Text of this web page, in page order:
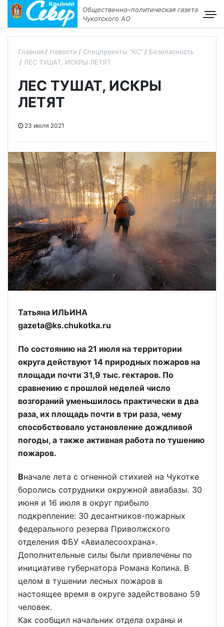
Общественно–политическая газета
Чукотского АО
Главная Новости Спецпроекты "КС"
Безопасность
ЛЕС ТУШАТ, ИСКРЫ ЛЕТЯТ
ЛЕС ТУШАТ, ИСКРЫ
ЛЕТЯТ
23 июля 2021
Татьяна ИЛЬИНА
gazeta@ks.chukotka.ru
По состоянию на 21 июля на территории
округа действуют 14 природных пожаров на
площади почти 31,9 тыс. гектаров. По
сравнению с прошлой неделей число
возгораний уменьшилось практически в два
раза, их площадь почти в три раза, чему
способствовало установление дождливой
погоды, а также активная работа по тушению
пожаров.
Вначале лета с огненной стихией на Чукотке
боролись сотрудники окружной авиабазы. 30
июня и 16 июля в округ прибыло
подкрепление: 30 десантников-пожарных
федерального резерва Приволжского
отделения ФБУ «Авиалесоохрана».
Дополнительные силы были привлечены по
инициативе губернатора Романа Копина. В
целом в тушении лесных пожаров в
настоящее время в округе задействовано 59
человек.
Как сообщил начальник отдела охраны и